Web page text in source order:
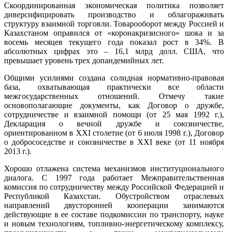
Скоординированная экономическая политика позволяет
диверсифицировать производство и облагораживать
структуру взаимной торговли. Товарооборот между Россией и
Казахстаном оправился от «коронакризисного» шока и за
восемь месяцев текущего года показал рост в 34%. В
абсолютных цифрах это – 16,1 млрд долл. США, что
превышает уровень трех допандемийных лет.
Общими усилиями создана солидная нормативно-правовая
база, охватывающая практически все области
межгосударственных отношений. Отмечу такие
основополагающие документы, как Договор о дружбе,
сотрудничестве и взаимной помощи (от 25 мая 1992 г.),
Декларация о вечной дружбе и союзничестве,
ориентированном в XXI столетие (от 6 июля 1998 г.), Договор
о добрососедстве и союзничестве в XXI веке (от 11 ноября
2013 г.).
Хорошо отлажена система механизмов институционального
диалога. С 1997 года работает Межправительственная
комиссия по сотрудничеству между Российской Федерацией и
Республикой Казахстан. Обустройством отраслевых
направлений двусторонней кооперации занимаются
действующие в ее составе подкомиссии по транспорту, науке
и новым технологиям, топливно-энергетическому комплексу,